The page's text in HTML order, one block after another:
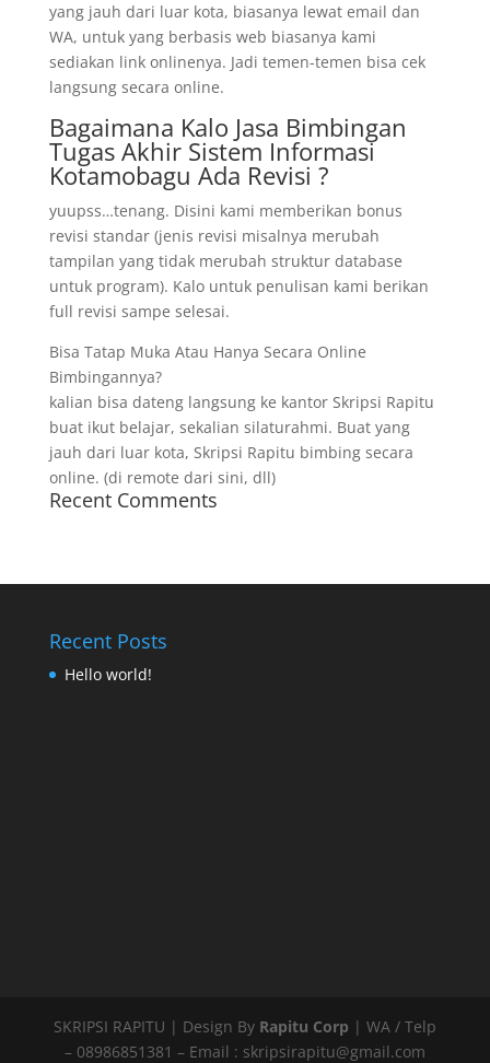
yang jauh dari luar kota, biasanya lewat email dan
WA, untuk yang berbasis web biasanya kami
sediakan link onlinenya. Jadi temen-temen bisa cek
langsung secara online.
Bagaimana Kalo Jasa Bimbingan
Tugas Akhir Sistem Informasi
Kotamobagu Ada Revisi ?
yuupss…tenang. Disini kami memberikan bonus
revisi standar (jenis revisi misalnya merubah
tampilan yang tidak merubah struktur database
untuk program). Kalo untuk penulisan kami berikan
full revisi sampe selesai.
Bisa Tatap Muka Atau Hanya Secara Online
Bimbingannya?
kalian bisa dateng langsung ke kantor Skripsi Rapitu
buat ikut belajar, sekalian silaturahmi. Buat yang
jauh dari luar kota, Skripsi Rapitu bimbing secara
online. (di remote dari sini, dll)
Recent Comments
Recent Posts
Hello world!
SKRIPSI RAPITU | Design By Rapitu Corp | WA / Telp
– 08986851381 – Email : skripsirapitu@gmail.com